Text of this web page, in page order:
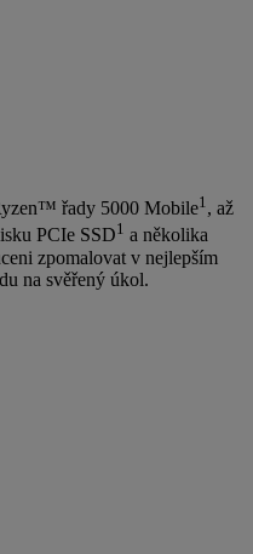
řady 5000 Mobile1, až
PCIe SSD1 a několika
zpomalovat v nejlepším
na svěřený úkol.